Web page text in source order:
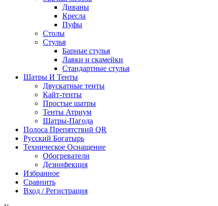
Диваны
Кресла
Пуфы
Столы
Стулья
Барные стулья
Лавки и скамейки
Стандартные стулья
Шатры И Тенты
Двускатные тенты
Кайт-тенты
Простые шатры
Тенты Атриум
Шатры-Пагода
Полоса Препятствий QR
Русский Богатырь
Техническое Оснащение
Обогреватели
Дезинфекция
Избранное
Сравнить
Вход / Регистрация